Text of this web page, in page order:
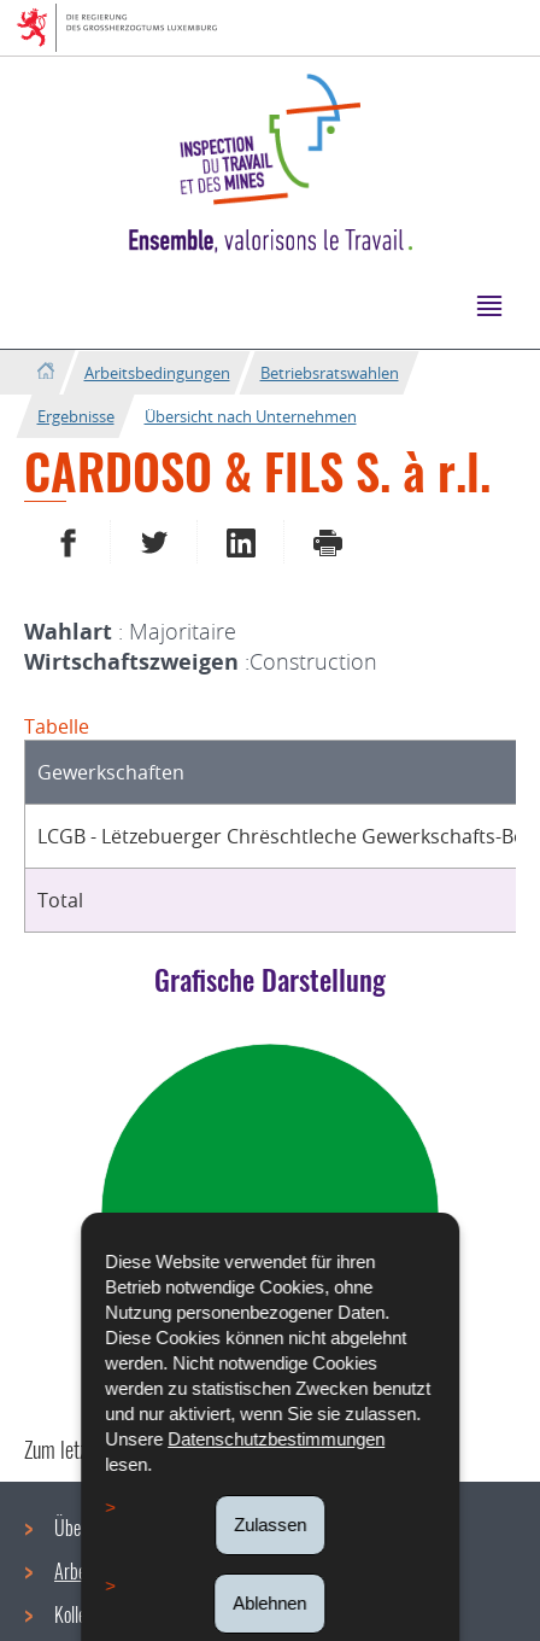
Diese Website verwendet für ihren
Betrieb notwendige Cookies, ohne
Nutzung personenbezogener Daten.
Diese Cookies können nicht abgelehnt
werden. Nicht notwendige Cookies
werden zu statistischen Zwecken benutzt
und nur aktiviert, wenn Sie sie zulassen.
Unsere Datenschutzbestimmungen
lesen.
Zulassen
Ablehnen
Zur
Navigation
Zum
Inhalt
Arbeitsbedingungen
Betriebsratswahlen
Ergebnisse
Übersicht nach Unternehmen
CARDOSO & FILS S. à r.l.
AUF FACEBOOK TEILENAUF TWITTER TEILENAUF LINKEDIN TEILEN
DRUCKEN
Wahlart : Majoritaire
Wirtschaftszweigen :Construction
Tabelle
Gewerkschaften
LCGB - Lëtzebuerger Chrëschtleche Gewerkschafts-
Total
Grafische Darstellung
Zum letzten Mal aktualisiert am18/12/2019
Navigationsmenü
Über uns
Arbeitsbedingungen
Kollektive Vereinbarungen